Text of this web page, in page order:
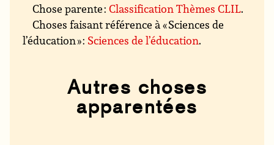
Chose parente :Classification Thèmes CLIL.
Choses faisant référence à « Sciences de
l’éducation » : Sciences de l’éducation.
Autres choses
apparentées